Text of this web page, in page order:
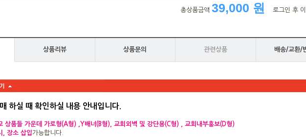
총상품금액 39,000 원 로그인 후 이
상품리뷰 상품문의 관련상품 배송/교환/
하실 때 확인하실 내용 안내입니다
상품들 가운데 가로형(A형) ,Y배너(B형), 교회외벽 및 강단용(C형) , 교회내부홍보(D형)
, 장소 삽입가능합니다.